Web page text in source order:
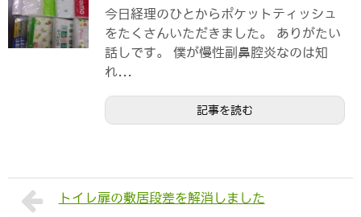
今日経理のひとからポケットティッシュ
をたくさんいただきました。 ありがたい
話しです。 僕が慢性副鼻腔炎なのは知
れ...
記事を読む
トイレ扉の敷居段差を解消しました